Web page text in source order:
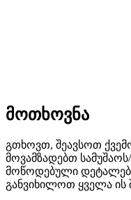
მოთხოვნა
გთხოვთ, შეავსოთ
მოვამზადებთ
მოწოდებული
განვიხილოთ ყველა ის